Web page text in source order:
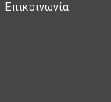
Επικοινωνία